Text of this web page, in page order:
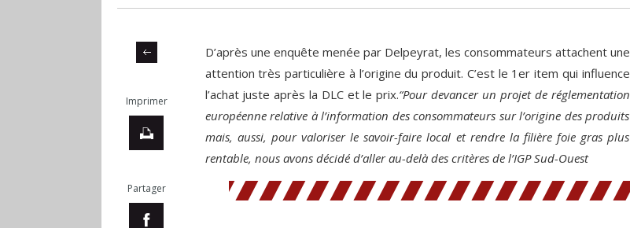
Imprimer
Partager
D’après une enquête menée par Delpeyrat, les consommateurs attachent une
attention très particulière à l’origine du produit. C’est le 1er item qui influence
l’achat juste après la DLC et le prix.“Pour devancer un projet de réglementation
européenne relative à l’information des consommateurs sur l’origine des produits
mais, aussi, pour valoriser le savoir-faire local et rendre la filière foie gras plus
rentable, nous avons décidé d’aller au-delà des critères de l’IGP Sud-Ouest